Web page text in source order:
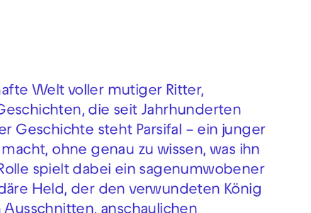
Welt voller mutiger Ritter,
die seit Jahrhunderten
Geschichte steht Parsifal – ein junger
ohne genau zu wissen, was ihn
spielt dabei ein sagenumwobener
Held, der den verwundeten König